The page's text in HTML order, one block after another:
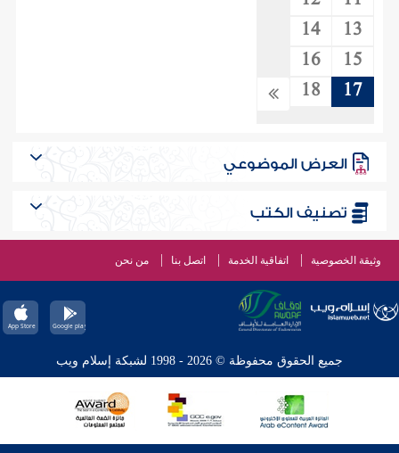
13
14
15
16
17
18
العرض الموضوعي
تصنيف الكتب
وثيقة الخصوصية اتفاقية الخدمة اتصل بنا من نحن
جميع الحقوق محفوظة © 2026 - 1998 لشبكة إسلام ويب